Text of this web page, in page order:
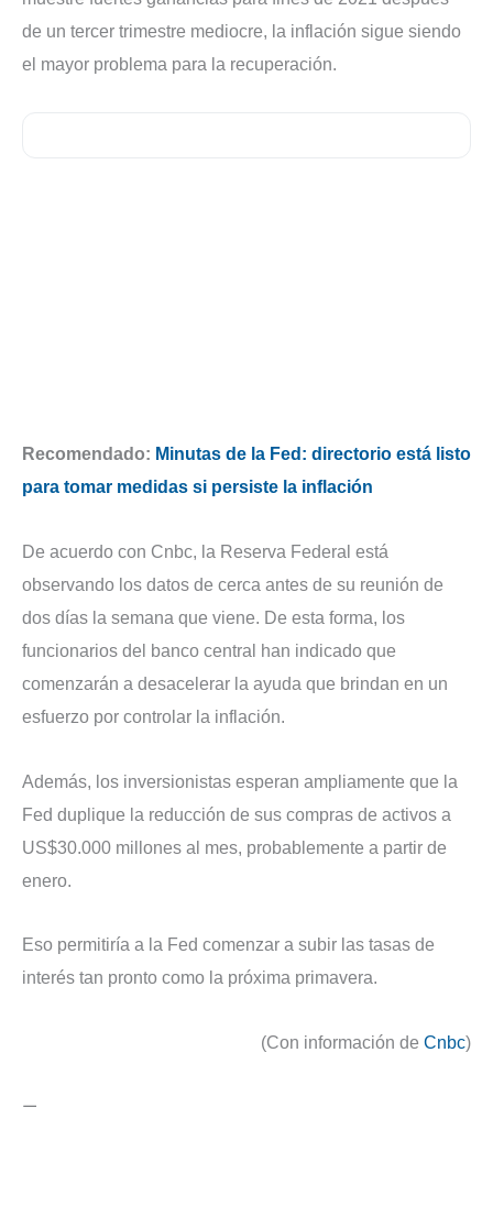
de un tercer trimestre mediocre, la inflación sigue siendo
el mayor problema para la recuperación.
Recomendado: Minutas de la Fed: directorio está listo
para tomar medidas si persiste la inflación
De acuerdo con Cnbc, la Reserva Federal está
observando los datos de cerca antes de su reunión de
dos días la semana que viene. De esta forma, los
funcionarios del banco central han indicado que
comenzarán a desacelerar la ayuda que brindan en un
esfuerzo por controlar la inflación.
Además, los inversionistas esperan ampliamente que la
Fed duplique la reducción de sus compras de activos a
US$30.000 millones al mes, probablemente a partir de
enero.
Eso permitiría a la Fed comenzar a subir las tasas de
interés tan pronto como la próxima primavera.
(Con información de Cnbc)
—